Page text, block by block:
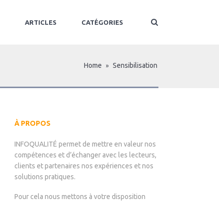
ARTICLES CATÉGORIES
Home » Sensibilisation
À PROPOS
INFOQUALITÉ permet de mettre en valeur nos
compétences et d’échanger avec les lecteurs,
clients et partenaires nos expériences et nos
solutions pratiques.
Pour cela nous mettons à votre disposition